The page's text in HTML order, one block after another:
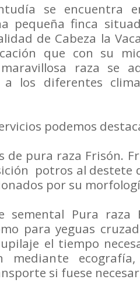
se encuentra
pequeña finca
de Cabeza la
que con su
raza se
a los diferentes
podemos
de pura raza Frisón.
potros al destete
por su
semental Pura
para yeguas
el tiempo
ecografía,
si fuese